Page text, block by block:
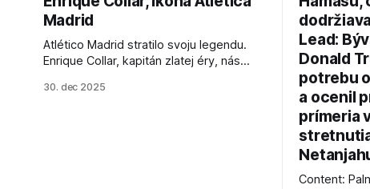
Madrid
Atlético Madrid stratilo svoju legendu.
Enrique Collar, kapitán zlatej éry, nás
jeho úspechy a odkaz.
30. dec 2025
Lead:
Donald
potrebu
a ocenil
prímeria
Content: